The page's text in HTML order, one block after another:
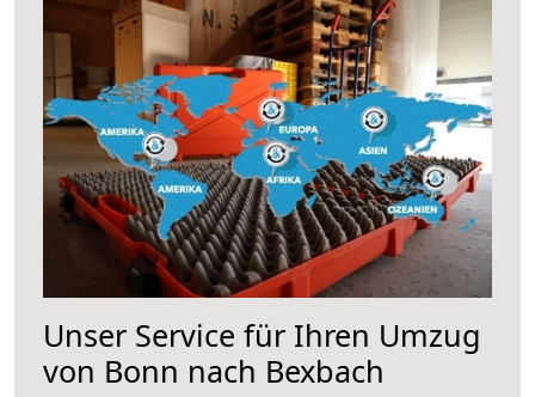
Unser Service für Ihren Umzug
von Bonn nach Bexbach